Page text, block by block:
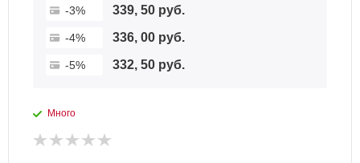
-3% 339, 50 руб.
-4% 336, 00 руб.
-5% 332, 50 руб.
Много